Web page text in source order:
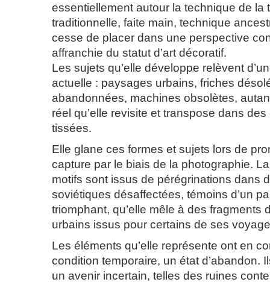
essentiellement autour la technique de la
traditionnelle, faite main, technique
cesse de placer dans une perspective
affranchie du statut d’art décoratif.
Les sujets qu’elle développe relèvent
actuelle : paysages urbains, friches
abandonnées, machines obsolètes,
réel qu’elle revisite et transpose dans
tissées.
Elle glane ces formes et sujets lors de
capture par le biais de la photographie.
motifs sont issus de pérégrinations dans
soviétiques désaffectées, témoins d’un
triomphant, qu’elle mêle à des fragments
urbains issus pour certains de ses
Les éléments qu’elle représente ont en
condition temporaire, un état d’abandon.
un avenir incertain, telles des ruines